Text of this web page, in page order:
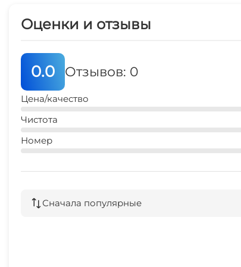
Оценки и отзывы
0.0 Отзывов: 0
Цена/качество
Чистота
Номер
Сначала популярные